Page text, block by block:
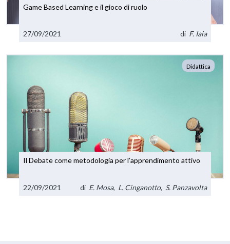
Game Based Learning e il gioco di ruolo
27/09/2021 di F. Iaia
Didattica
Il Debate come metodologia per l’apprendimento attivo
22/09/2021 di E. Mosa, L. Cinganotto, S. Panzavolta